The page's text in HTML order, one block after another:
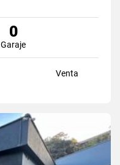
0
Garaje
Venta